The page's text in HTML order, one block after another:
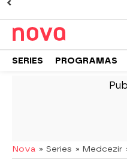
SERIES PROGRAMAS
Nova » Series » Medcezir